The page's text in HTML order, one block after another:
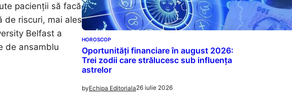
pacienții să facă
de riscuri, mai ales
Belfast a
de ansamblu
HOROSCOP
Oportunități financiare în august 2026:
Trei zodii care strălucesc sub influența
astrelor
byEchipa Editoriala26 iulie 2026